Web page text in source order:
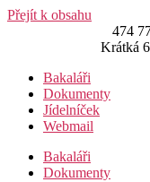
Přejít k obsahu
474
Krátká
Bakaláři
Dokumenty
Jídelníček
Webmail
Bakaláři
Dokumenty